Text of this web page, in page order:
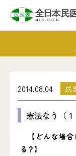
2014.08.04 民
憲法なう（
【どんな場合
る？】